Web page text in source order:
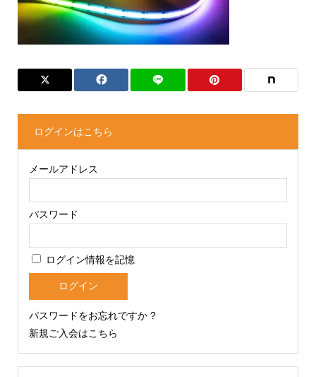
ログインはこちら
メールアドレス
パスワード
ログイン情報を記憶
パスワードをお忘れですか ?
新規ご入会はこちら